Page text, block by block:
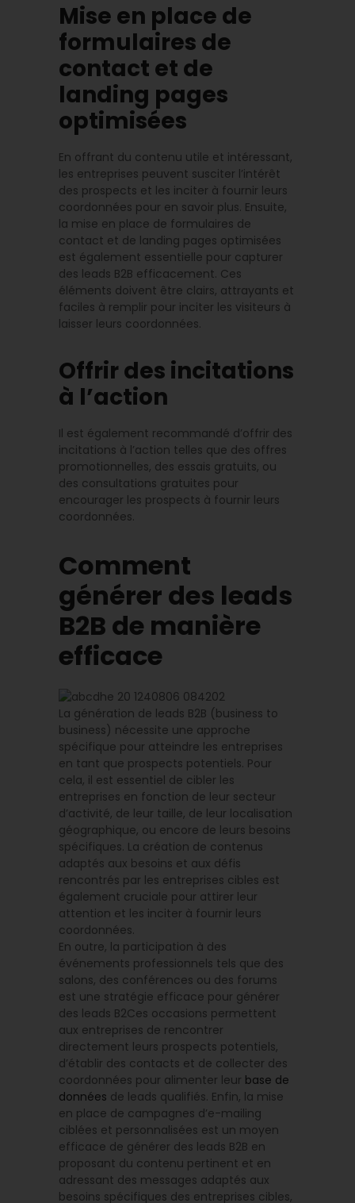
Mise en place de
formulaires de
contact et de
landing pages
optimisées
En offrant du contenu utile et intéressant,
les entreprises peuvent susciter l’intérêt
des prospects et les inciter à fournir leurs
coordonnées pour en savoir plus. Ensuite,
la mise en place de formulaires de
contact et de landing pages optimisées
est également essentielle pour capturer
des leads B2B efficacement. Ces
éléments doivent être clairs, attrayants et
faciles à remplir pour inciter les visiteurs à
laisser leurs coordonnées.
Offrir des incitations
à l’action
Il est également recommandé d’offrir des
incitations à l’action telles que des offres
promotionnelles, des essais gratuits, ou
des consultations gratuites pour
encourager les prospects à fournir leurs
coordonnées.
Comment
générer des leads
B2B de manière
efficace
La génération de leads B2B (business to
business) nécessite une approche
spécifique pour atteindre les entreprises
en tant que prospects potentiels. Pour
cela, il est essentiel de cibler les
entreprises en fonction de leur secteur
d’activité, de leur taille, de leur localisation
géographique, ou encore de leurs besoins
spécifiques. La création de contenus
adaptés aux besoins et aux défis
rencontrés par les entreprises cibles est
également cruciale pour attirer leur
attention et les inciter à fournir leurs
coordonnées.
En outre, la participation à des
événements professionnels tels que des
salons, des conférences ou des forums
est une stratégie efficace pour générer
des leads B2Ces occasions permettent
aux entreprises de rencontrer
directement leurs prospects potentiels,
d’établir des contacts et de collecter des
coordonnées pour alimenter leur base de
données de leads qualifiés. Enfin, la mise
en place de campagnes d’e-mailing
ciblées et personnalisées est un moyen
efficace de générer des leads B2B en
proposant du contenu pertinent et en
adressant des messages adaptés aux
besoins spécifiques des entreprises cibles,